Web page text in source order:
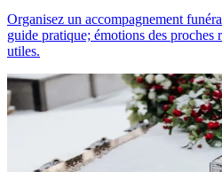
Organisez un accompagnement
guide pratique; émotions des proches
utiles.